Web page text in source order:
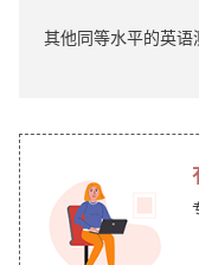
其他同等水平的英语